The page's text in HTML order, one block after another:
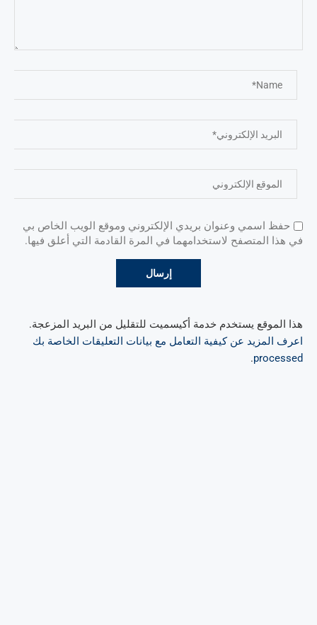
حفظ اسمي وعنوان بريدي الإلكتروني وموقع الويب الخاص بي
في هذا المتصفح لاستخدامهما في المرة القادمة التي أعلق فيها.
هذا الموقع يستخدم خدمة أكيسميت للتقليل من البريد المزعجة.
اعرف المزيد عن كيفية التعامل مع بيانات التعليقات الخاصة بك
processed
.